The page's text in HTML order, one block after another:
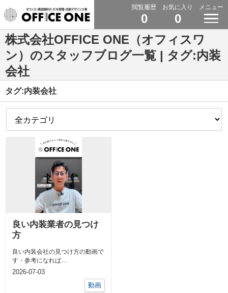
閲覧履歴
0
お気に入り
0
メニュー
株式会社OFFICE ONE（オフィスワ
ン）のスタッフブログ一覧 | タグ:内装
会社
タグ:内装会社
良い内装業者の見つけ
方
良い内装会社の見つけ方の動画で
す・参考になれば
(^^♪https://www.instagram.c...
2026-07-03
動画